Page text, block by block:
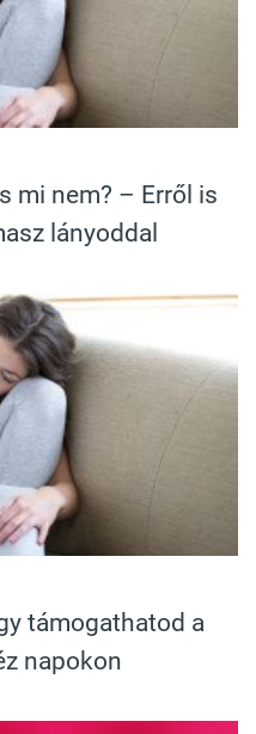
mi nem? – Erről is
lányoddal
támogathatod a
napokon